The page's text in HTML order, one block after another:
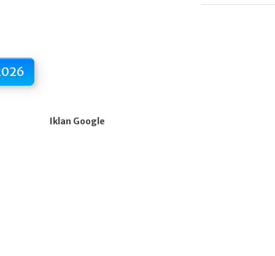
Iklan Google